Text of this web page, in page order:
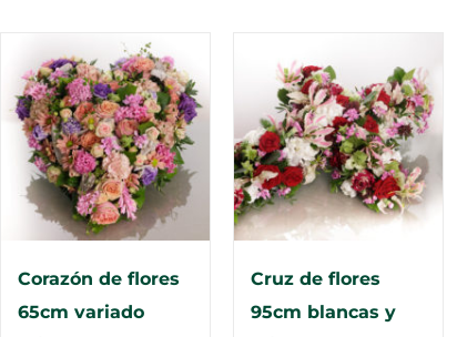
Corazón de flores
65cm variado
Cruz de flores
95cm blancas y